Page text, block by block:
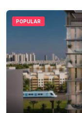
POPULAR